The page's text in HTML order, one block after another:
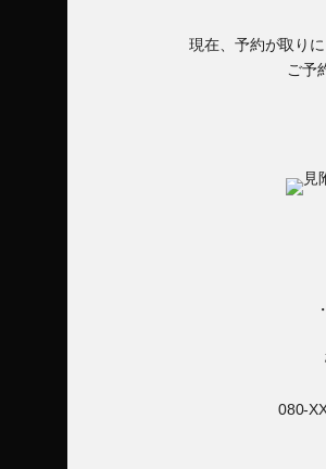
現在、予約が取り
ご予
080-